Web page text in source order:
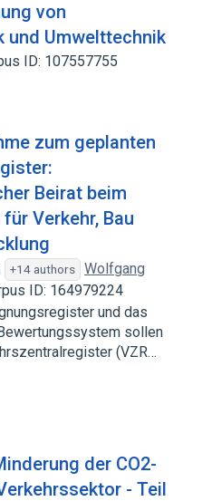
von
und Umwelttechnik
ID: 107557755
zum geplanten
Beirat beim
Verkehr, Bau
+14 authors
Wolfgang
ID: 164979224
und das
sollen
(VZR…
der CO2-
- Teil